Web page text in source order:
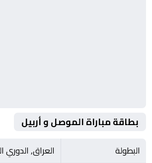
بطاقة مباراة الموصل و أربيل
البطولة
العراق, الدوري